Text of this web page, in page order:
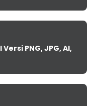
PNG, JPG, AI,